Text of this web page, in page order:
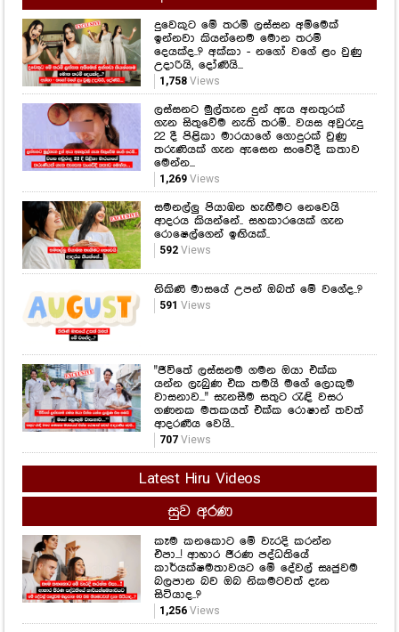
දුවෙකුට මේ තරම් ලස්සන අම්මෙක්
ඉන්නවා කියන්නෙම මොන තරම්
දෙයක්ද..? අක්කා - නගෝ වගේ ළං වුණු
උදාරියි, දෝණියි...
1,758Views
ලස්සනට මුල්තැන දුන් ඇය අනතුරක්
ගැන සිතුවේම නැති තරම්.. වයස අවුරුදු
22 දී පිළිකා මාරයාගේ ගොදුරක් වුණු
තරුණියක් ගැන ඇසෙන සංවේදී කතාව
මෙන්න...
1,269Views
සමනල්ලු පියාඹන හැඟීමට නෙවෙයි
ආදරය කියන්නේ.. සහකාරයෙක් ගැන
රොෂෙල්ගෙන් ඉඟියක්..
592Views
නිකිණි මාසයේ උපන් ඔබත් මේ වගේද..?
591 Views
"ජීවිතේ ලස්සනම ගමන ඔයා එක්ක
යන්න ලැබුණ එක තමයි මගේ ලොකුම
වාසනාව..." සැනසීම සතුට රැඳි වසර
ගණනක මතකයත් එක්ක රොෂාන් තවත්
ආදරණීය වෙයි..
707Views
Latest Hiru Videos
සුව අරණ
කෑම කනකොට මේ වැරදි කරන්න
එපා...! ආහාර ජීරණ පද්ධතියේ
කාර්යක්ෂමතාවයට මේ දේවල් සෘජුවම
බලපාන බව ඔබ නිකමටවත් දැන
සිටියාද..?
1,256Views